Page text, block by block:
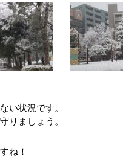
い状況です。
りましょう。
ね！